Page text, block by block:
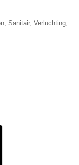
Sanitair, Verluchting,